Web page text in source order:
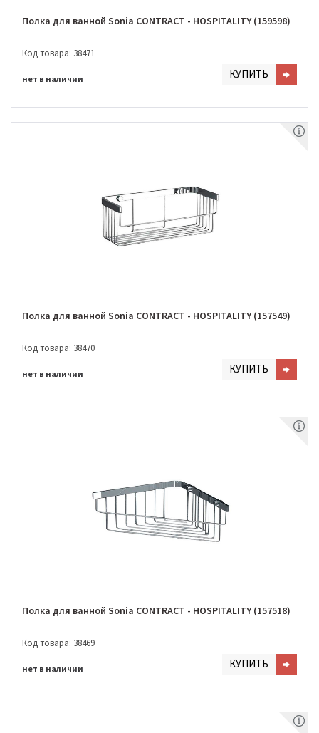
Полка для ванной Sonia CONTRACT - HOSPITALITY (159598)
Код товара: 38471
нет в наличии КУПИТЬ
Полка для ванной Sonia CONTRACT - HOSPITALITY (157549)
Код товара: 38470
нет в наличии КУПИТЬ
Полка для ванной Sonia CONTRACT - HOSPITALITY (157518)
Код товара: 38469
нет в наличии КУПИТЬ